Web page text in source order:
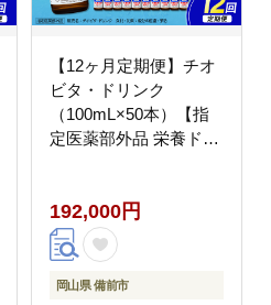
【12ヶ月定期便】チオ
ビタ・ドリンク
（100mL×50本）【指
定医薬部外品 栄養ドリ
ウリン1000mg配合 50
本セット 計150本 常温
便 飲料 定期配送 常備
品 飲料 ドリンク 誕生
192,000円
岡山県 備前市